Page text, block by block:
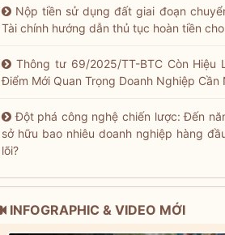
Nộp tiền sử dụng đất giai đoạn
Tài chính hướng dẫn thủ tục hoàn tiền
Thông tư 69/2025/TT-BTC Còn Hiệu
Điểm Mới Quan Trọng Doanh Nghiệp Cần
Đột phá công nghệ chiến lược: Đến
sở hữu bao nhiêu doanh nghiệp hàng
lõi?
INFOGRAPHIC & VIDEO MỚI